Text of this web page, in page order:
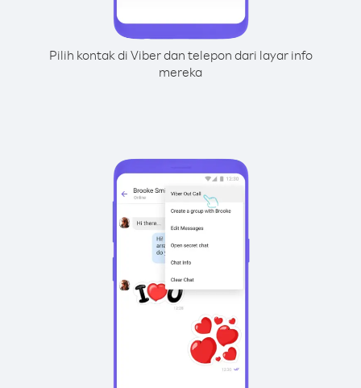
Pilih kontak di Viber dan telepon dari layar info
mereka